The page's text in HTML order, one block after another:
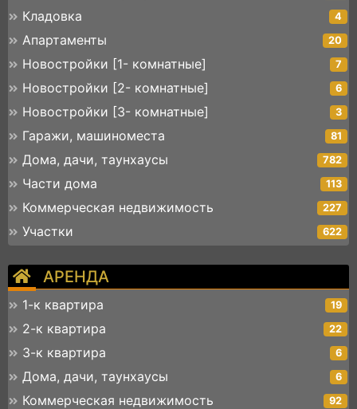
Кладовка 4
Апартаменты 20
Новостройки [1- комнатные] 7
Новостройки [2- комнатные] 6
Новостройки [3- комнатные] 3
Гаражи, машиноместа 81
Дома, дачи, таунхаусы 782
Части дома 113
Коммерческая недвижимость 227
Участки 622
АРЕНДА
1-к квартира 19
2-к квартира 22
3-к квартира 6
Дома, дачи, таунхаусы 6
Коммерческая недвижимость 92